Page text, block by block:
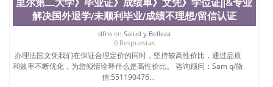
University）圣何塞州立大学学位证（San Jose State
University）圣何塞州立大学结业证（San Jose State
University）圣何塞州立大学结业证（San Jose State
University）圣何塞州立大学结业证（San Jose State
University）圣何塞州立大学学位证（San Jose State
University）圣何塞州立大学学位证（San Jose State
University）圣何塞州立大学学历证书（San Jose
解决国外退学/未顺利毕业/成绩不理想/留信认证
dfnsen Salud y Belleza
0 Respuestas
办理法国文凭我们在保证合理定价的同时，坚持较高性价比，通过品质
和效率不断优化，为您倾情诠释什么是高性价比。 咨询顾问：Sam q/微
信:551190476...